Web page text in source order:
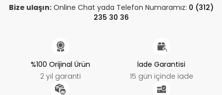
Bize ulaşın:Online Chat yada Telefon Numaramız: 0 (312)
235 30 36
%100 Orijinal Ürün
2 yıl garanti
İade Garantisi
15 gün içinde iade